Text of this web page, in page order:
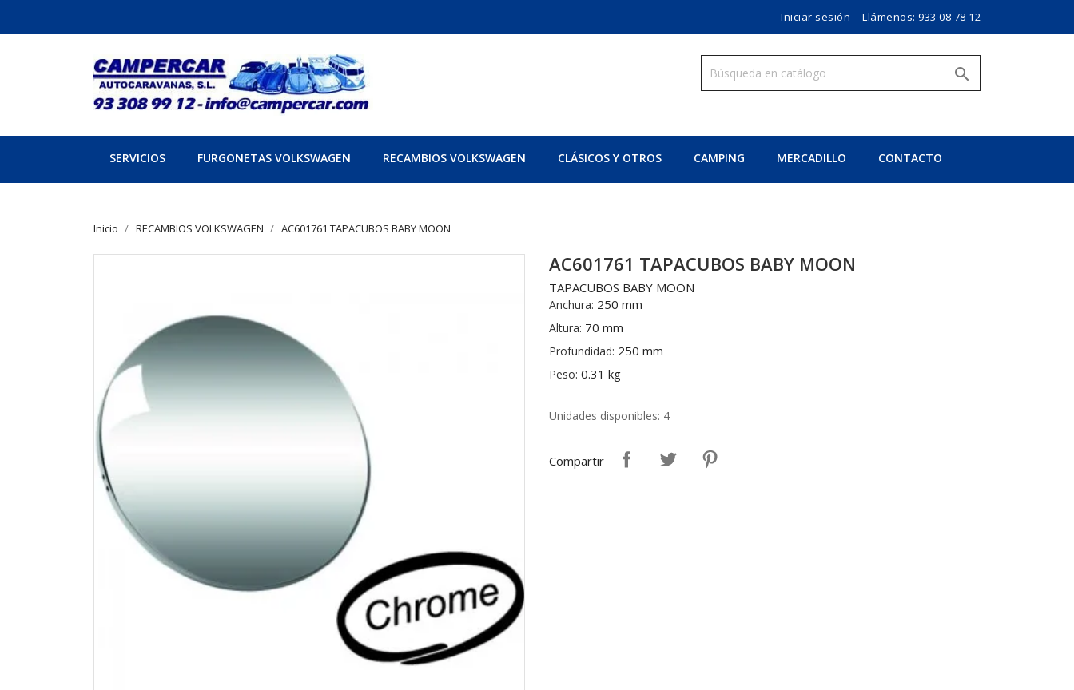
Iniciar sesión Llámenos: 933 08 78 12

SERVICIOS FURGONETAS VOLKSWAGEN RECAMBIOS VOLKSWAGEN CLÁSICOS Y OTROS CAMPING MERCADILLO CONTACTO
Inicio RECAMBIOS VOLKSWAGEN AC601761 TAPACUBOS BABY MOON
AC601761 TAPACUBOS BABY MOON
TAPACUBOS BABY MOON
Anchura: 250 mm
Altura: 70 mm
Profundidad: 250 mm
Peso: 0.31 kg
Unidades disponibles: 4
Compartir